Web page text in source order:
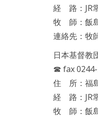
経 路：JR
牧 師：飯
連絡先：牧
日本基督教
☎ fax
住 所：福
経 路：JR
牧 師：飯